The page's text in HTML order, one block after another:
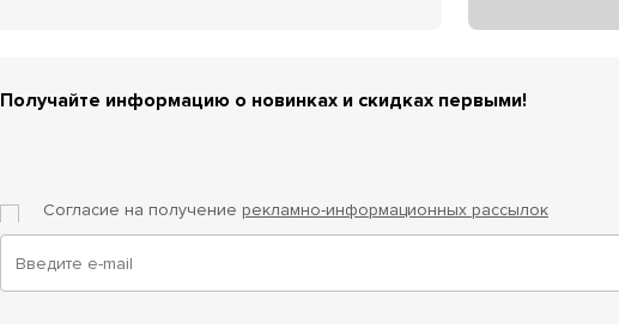
Получайте информацию о новинках и скидках первыми!
Согласие на получение рекламно-информационных рассылок